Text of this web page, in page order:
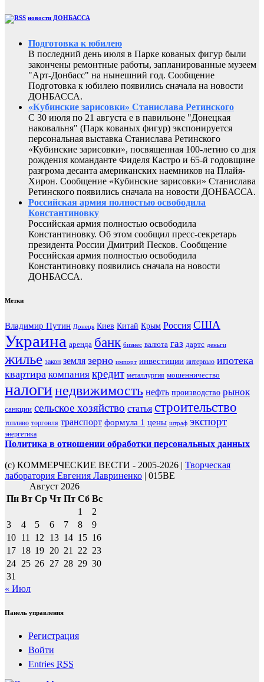
новости ДОНБАССА
Подготовка к юбилею
В последний день июля в Парке кованых фигур были
закончены ремонтные работы, запланированные музеем
"Арт-Донбасс" на нынешний год. Сообщение
Подготовка к юбилею появились сначала на новости
ДОНБАССА.
«Кубинские зарисовки» Станислава Ретинского
С 30 июля по 21 августа е в павильоне "Донецкая
наковальня" (Парк кованых фигур) экспонируется
персональная выставка Станислава Ретинского
«Кубинские зарисовки», посвященная 100-летию со дня
рождения команданте Фиделя Кастро и 65-й годовщине
разгрома десанта американских наемников на Плайя-
Хирон. Сообщение «Кубинские зарисовки» Станислава
Ретинского появились сначала на новости ДОНБАССА.
Российская армия полностью освободила
Константиновку
Российская армия полностью освободила
Константиновку. Об этом сообщил пресс-секретарь
президента России Дмитрий Песков. Сообщение
Российская армия полностью освободила
Константиновку появились сначала на новости
ДОНБАССА.
Метки
Владимир Путин Донецк Киев Китай Крым Россия США
Украина аренда банк бизнес валюта газ дартс деньги
жилье закон земля зерно импорт инвестиции интервью ипотека
квартира компания кредит металлургия мошенничество
налогинедвижимость нефть производство рынок
санкции сельское хозяйство статья строительство
топливо торговля транспорт формула 1 цены штраф экспорт
энергетика
Политика в отношении обработки персональных данных
(с) КОММЕРЧЕСКИЕ ВЕСТИ - 2005-2026 | Творческая
лаборатория Евгения Лавриненко | 015BE
Август 2026
Пн Вт Ср Чт Пт Сб Вс
1
2
3
4 5 6 7 8
9
10 11 12 13 14 15 16
17 18 19 20 21 22 23
24 25 26 27 28 29 30
31
« Июл
Панель управления
Регистрация
Войти
Entries RSS